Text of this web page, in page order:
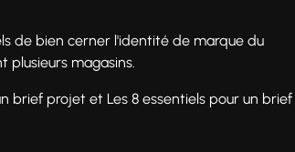
de bien cerner l'identité de marque du
plusieurs magasins.
brief projet et Les 8 essentiels pour un brief